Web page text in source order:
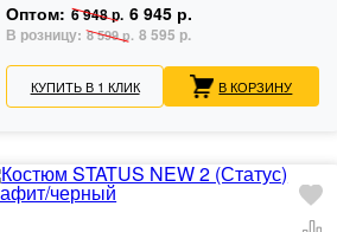
Оптом: 6 948 р. 6 945 р.
В розницу:8 599 р. 8 595 р.
КУПИТЬ В 1 КЛИК В КОРЗИНУ